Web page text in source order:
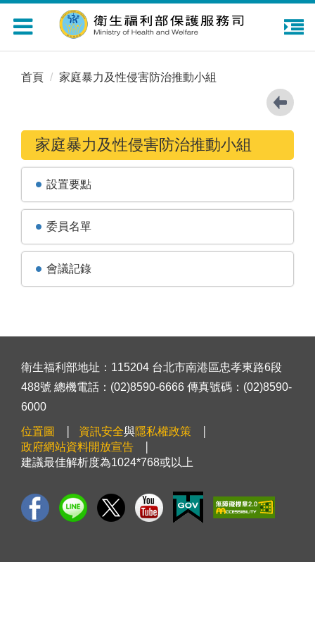
Toggle
navigation
首頁 家庭暴力及性侵害防治推動小組
家庭暴力及性侵害防治推動小組
設置要點
委員名單
會議記錄
衛生福利部地址：115204 台北市南港區忠孝東路6段
488號 總機電話：(02)8590-6666 傳真號碼：(02)8590-
6000
位置圖 資訊安全與隱私權政策
政府網站資料開放宣告
建議最佳解析度為1024*768或以上